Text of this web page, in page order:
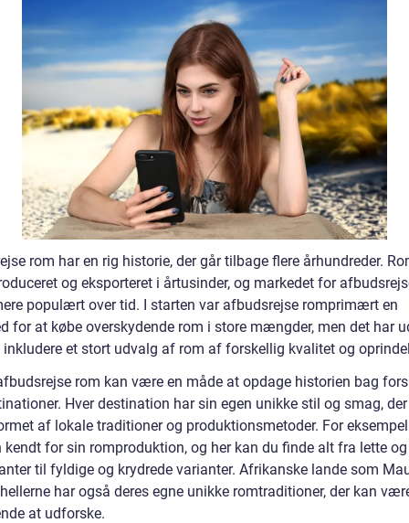
rom har en rig historie, der går tilbage flere århundreder.
og eksporteret i årtusinder, og markedet for
populært over tid. I starten var afbudsrejse romprimært en
for at købe overskydende rom i store mængder, men det har
et stort udvalg af rom af forskellig kvalitet og
rom kan være en måde at opdage historien bag
Hver destination har sin egen unikke stil og smag, der
af lokale traditioner og produktionsmetoder. For
kendt for sin romproduktion, og her kan du finde alt fra lette
til fyldige og krydrede varianter. Afrikanske lande som
har også deres egne unikke romtraditioner, der kan
at udforske.